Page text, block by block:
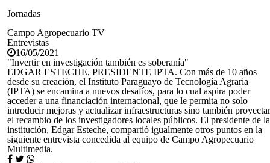
Jornadas
Campo Agropecuario TV
Entrevistas
16/05/2021
"Invertir en investigación también es soberanía"
EDGAR ESTECHE, PRESIDENTE IPTA. Con más de 10 años
desde su creación, el Instituto Paraguayo de Tecnología Agraria
(IPTA) se encamina a nuevos desafíos, para lo cual aspira poder
acceder a una financiación internacional, que le permita no solo
introducir mejoras y actualizar infraestructuras sino también proyectar
el recambio de los investigadores locales públicos. El presidente de la
institución, Edgar Esteche, compartió igualmente otros puntos en la
siguiente entrevista concedida al equipo de Campo Agropecuario
Multimedia.